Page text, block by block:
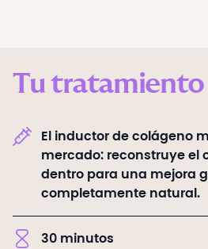
Tu tratamiento
El inductor de colágeno
mercado: reconstruye el
dentro para una mejora
completamente natural.
30 minutos